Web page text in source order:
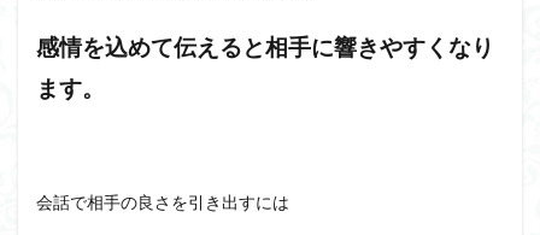
感情を込めて伝えると相手に響きやすくなり
ます。
会話で相手の良さを引き出すには